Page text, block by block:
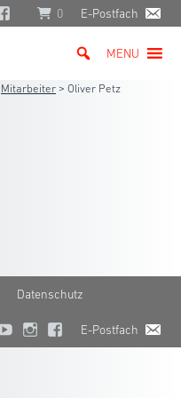
0 E-Postfach
MENU
Mitarbeiter > Oliver Petz
Datenschutz
E-Postfach